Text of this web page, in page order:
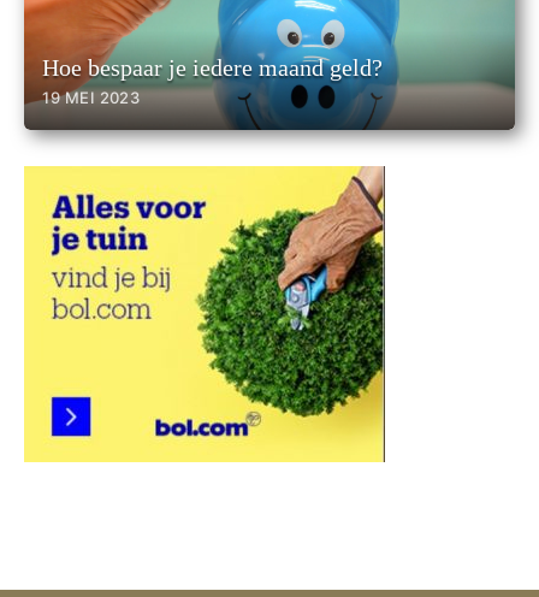
Hoe bespaar je iedere maand geld?
19 MEI 2023